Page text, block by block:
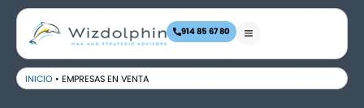
914 85 67 80
INICIO • EMPRESAS EN VENTA